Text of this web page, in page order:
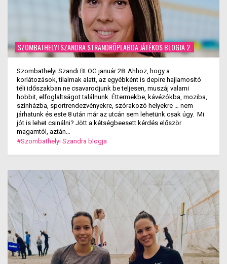
SZOMBATHELYI SZANDRA STRANDRÖPLABDA JÁTÉKOS BLOGJA 2.
Szombathelyi Szandi BLOG január 28. Ahhoz, hogy a
korlátozások, tilalmak alatt, az egyébként is depire hajlamosító
téli időszakban ne csavarodjunk be teljesen, muszáj valami
hobbit, elfoglaltságot találnunk. Éttermekbe, kávézókba, moziba,
színházba, sportrendezvényekre, szórakozó helyekre … nem
járhatunk és este 8 után már az utcán sem lehetünk csak úgy. Mi
jót is lehet csinálni? Jött a kétségbeesett kérdés először
magamtól, aztán…
#Szombathelyi Szandra blogja